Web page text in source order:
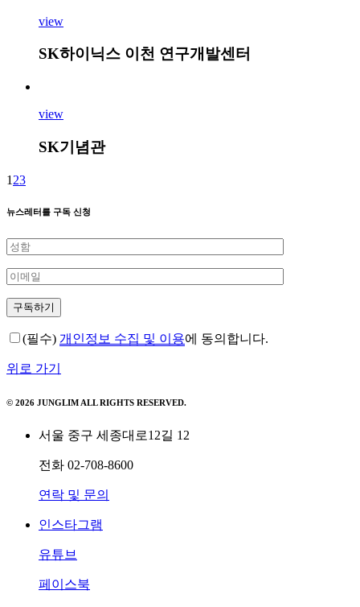
view
SK하이닉스 이천 연구개발센터
view
SK기념관
1 23
뉴스레터를 구독 신청
(필수) 개인정보 수집 및 이용에 동의합니다.
위로 가기
© 2026 JUNGLIM ALL RIGHTS RESERVED.
서울 중구 세종대로12길 12
전화 02-708-8600
연락 및 문의
인스타그램
유튜브
페이스북